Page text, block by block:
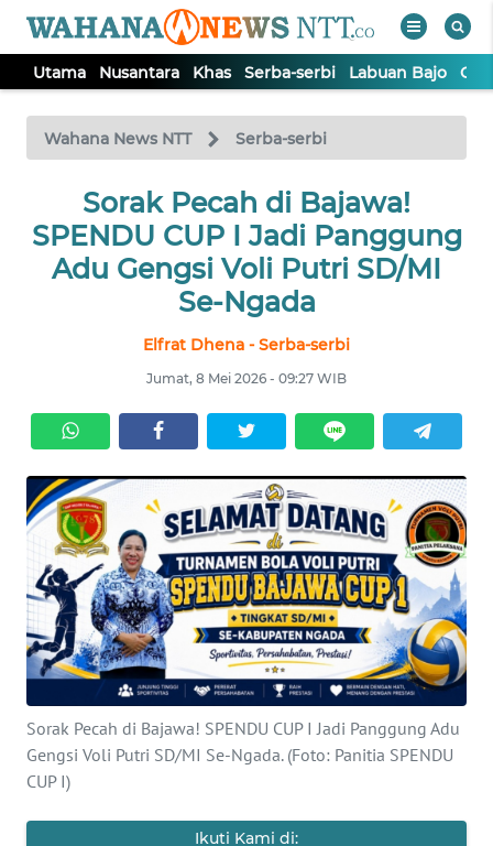
Utama Nusantara Khas Serba-serbi Labuan Bajo
Wahana News NTT Serba-serbi
Sorak Pecah di Bajawa!
SPENDU CUP I Jadi Panggung
Adu Gengsi Voli Putri SD/MI
Se-Ngada
Elfrat Dhena - Serba-serbi
Jumat, 8 Mei 2026 - 09:27 WIB
Sorak Pecah di Bajawa! SPENDU CUP I Jadi Panggung Adu
Gengsi Voli Putri SD/MI Se-Ngada. (Foto: Panitia SPENDU
CUP I)
Ikuti Kami di:
TV
Tutup
UTAMA
NUSANTARA
SERBI
LABUAN
BAJO
OPINI
Informasi
INDEKS
KONTAK
KAMI